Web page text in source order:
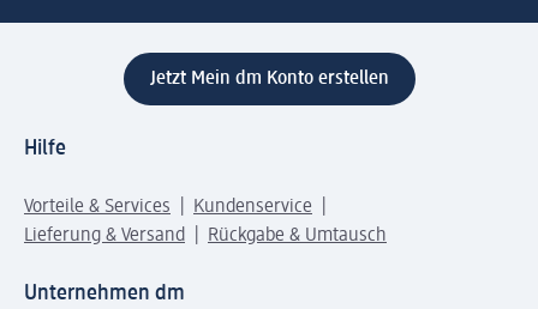
Jetzt Mein dm Konto erstellen
Hilfe
Vorteile & Services
Kundenservice
Lieferung & Versand
Rückgabe & Umtausch
Unternehmen dm